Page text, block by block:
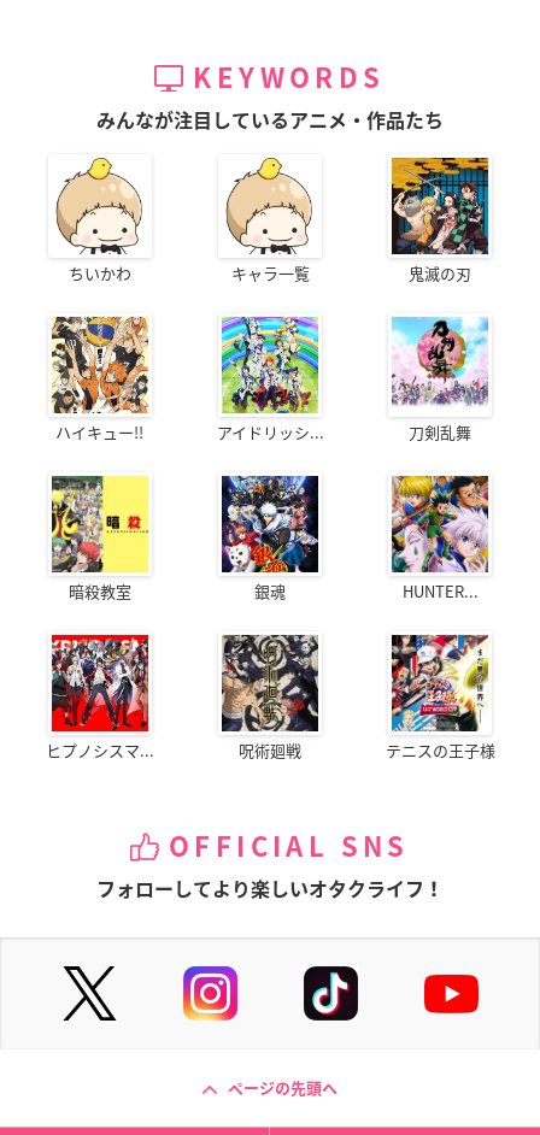
KEYWORDS
みんなが注目しているアニメ・作品たち
ちいかわ キャラ一覧 鬼滅の刃
ハイキュー!! アイドリッシ... 刀剣乱舞
暗殺教室 銀魂 HUNTER...
ヒプノシスマ... 呪術廻戦 テニスの王子様
OFFICIAL SNS
フォローしてより楽しいオタクライフ！
ページの先頭へ